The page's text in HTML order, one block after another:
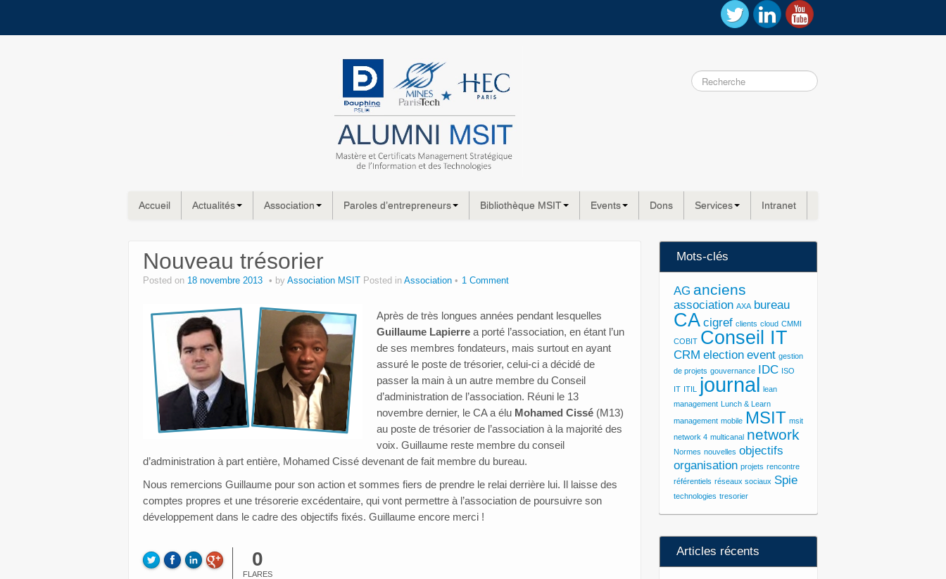
Accueil Actualités Association Paroles d’entrepreneurs Bibliothèque MSIT Events Dons Services Intranet
Nouveau trésorier
Posted on 18 novembre 2013 by Association MSIT Posted in Association 1 Comment
Après de très longues années pendant lesquelles
Guillaume Lapierre a porté l’association, en étant l’un
de ses membres fondateurs, mais surtout en ayant
assuré le poste de trésorier, celui-ci a décidé de
passer la main à un autre membre du Conseil
d’administration de l’association. Réuni le 13
novembre dernier, le CA a élu Mohamed Cissé (M13)
au poste de trésorier de l’association à la majorité des
voix. Guillaume reste membre du conseil
d’administration à part entière, Mohamed Cissé devenant de fait membre du bureau.
Nous remercions Guillaume pour son action et sommes fiers de prendre le relai derrière lui. Il laisse des
comptes propres et une trésorerie excédentaire, qui vont permettre à l’association de poursuivre son
développement dans le cadre des objectifs fixés. Guillaume encore merci !
0
FLARES
Mots-clés
AG anciens
association AXA bureau
CA cigref clients cloud CMMI
COBIT Conseil IT
CRM election event gestion
de projets gouvernance IDC ISO
IT ITIL journal lean
management Lunch & Learn
management mobile MSIT msit
network 4 multicanal network
Normes nouvelles objectifs
organisation projets rencontre
référentiels réseaux sociaux Spie
technologies tresorier
Articles récents